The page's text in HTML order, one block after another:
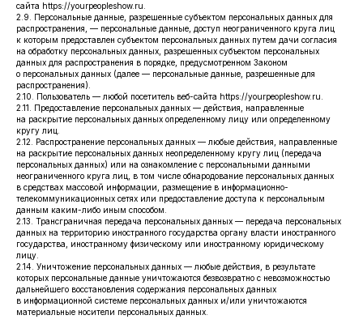
сайта https://yourpeopleshow.ru.
2.9. Персональные данные, разрешенные субъектом персональных данных для
распространения, — персональные данные, доступ неограниченного круга лиц
к которым предоставлен субъектом персональных данных путем дачи согласия
на обработку персональных данных, разрешенных субъектом персональных
данных для распространения в порядке, предусмотренном Законом
о персональных данных (далее — персональные данные, разрешенные для
распространения).
2.10. Пользователь — любой посетитель веб-сайта https://yourpeopleshow.ru.
2.11. Предоставление персональных данных — действия, направленные
на раскрытие персональных данных определенному лицу или определенному
кругу лиц.
2.12. Распространение персональных данных — любые действия, направленные
на раскрытие персональных данных неопределенному кругу лиц (передача
персональных данных) или на ознакомление с персональными данными
неограниченного круга лиц, в том числе обнародование персональных данных
в средствах массовой информации, размещение в информационно-
телекоммуникационных сетях или предоставление доступа к персональным
данным каким-либо иным способом.
2.13. Трансграничная передача персональных данных — передача персональных
данных на территорию иностранного государства органу власти иностранного
государства, иностранному физическому или иностранному юридическому
лицу.
2.14. Уничтожение персональных данных — любые действия, в результате
которых персональные данные уничтожаются безвозвратно с невозможностью
дальнейшего восстановления содержания персональных данных
в информационной системе персональных данных и/или уничтожаются
материальные носители персональных данных.